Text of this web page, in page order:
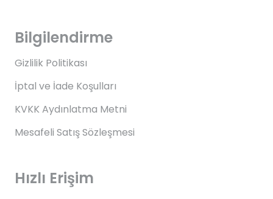
Bilgilendirme
Gizlilik Politikası
İptal ve İade Koşulları
KVKK Aydınlatma Metni
Mesafeli Satış Sözleşmesi
Hızlı Erişim